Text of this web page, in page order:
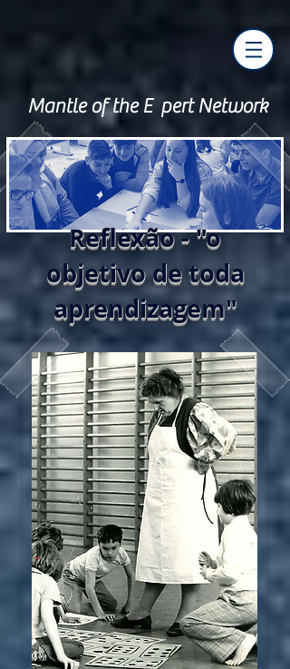
Mantle of the E pert Network
Reflexão - "o
objetivo de toda
aprendizagem"